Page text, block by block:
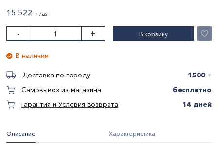
Описание Характеристика
15 522 〒 / м2
- + В корзину
В наличии
Доставка по городу 1500 〒
Самовывоз из магазина
бесплатно
Гарантия и Условия возврата
14 дней